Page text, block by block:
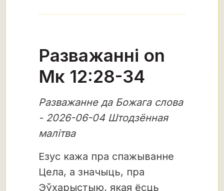
Разважанні on
Мк 12:28-34
Разважанне да Божага слова
- 2026-06-04 Штодзённая
малітва
Езус кажа пра спажыванне
Цела, а значыць, пра
Эўхарыстыю, якая ёсць